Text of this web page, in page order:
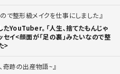
で整形級メイクを仕事にしました
たYouTuber。「人生、捨てたもんじゃ
セイ<顔面が「足の裏」みたいなので整
>
奇跡の出産物語~